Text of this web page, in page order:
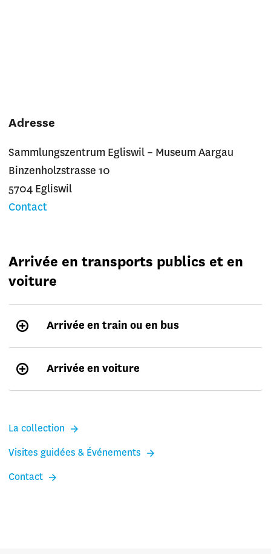
Adresse
Sammlungszentrum Egliswil – Museum Aargau
Binzenholzstrasse 10
5704 Egliswil
Contact
Arrivée en transports publics et en
voiture
Arrivée en train ou en bus
Arrivée en voiture
La collection
Visites guidées & Événements
Contact